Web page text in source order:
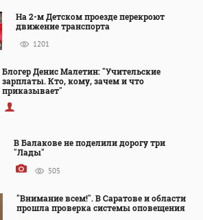
На 2-м Детском проезде перекроют
движение транспорта
1201
Блогер Денис Малетин: "Учительские
зарплаты. Кто, кому, зачем и что
приказывает"
В Балакове не поделили дорогу три
"Лады"
505
"Внимание всем!". В Саратове и области
прошла проверка системы оповещения